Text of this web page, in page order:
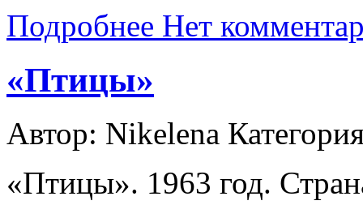
Подробнее Нет
«Птицы»
Автор: Nikelena
«Птицы». 1963 год.